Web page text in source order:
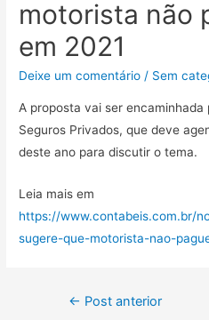
motorista não
em 2021
Deixe um comentário / Sem
A proposta vai ser
Seguros Privados, que deve
deste ano para discutir o tema.
Leia mais em
https://www.contabeis.com.br/
sugere-que-motorista-nao-
← Post anterior